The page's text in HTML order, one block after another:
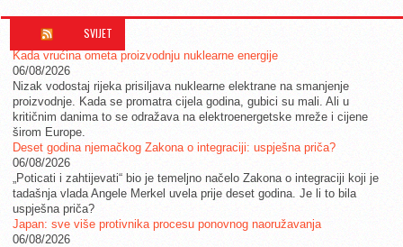
SVIJET
Kada vrućina ometa proizvodnju nuklearne energije
06/08/2026
Nizak vodostaj rijeka prisiljava nuklearne elektrane na smanjenje
proizvodnje. Kada se promatra cijela godina, gubici su mali. Ali u
kritičnim danima to se odražava na elektroenergetske mreže i cijene
širom Europe.
Deset godina njemačkog Zakona o integraciji: uspješna priča?
06/08/2026
„Poticati i zahtijevati“ bio je temeljno načelo Zakona o integraciji koji je
tadašnja vlada Angele Merkel uvela prije deset godina. Je li to bila
uspješna priča?
Japan: sve više protivnika procesu ponovnog naoružavanja
06/08/2026